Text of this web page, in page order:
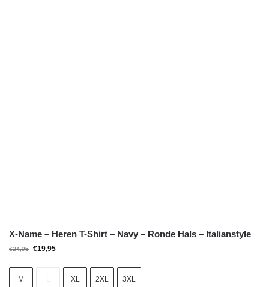
X-Name – Heren T-Shirt – Navy – Ronde Hals – Italianstyle
€24,95 €19,95
M XL 2XL 3XL